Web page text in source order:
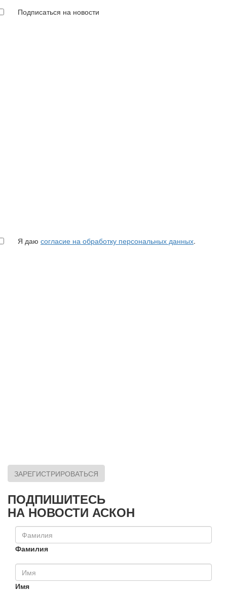
Подписаться на новости
Я даю согласие на обработку персональных данных.
ЗАРЕГИСТРИРОВАТЬСЯ
ПОДПИШИТЕСЬ
НА НОВОСТИ АСКОН
Фамилия
Имя